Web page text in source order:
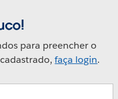
para preencher o
faça login.